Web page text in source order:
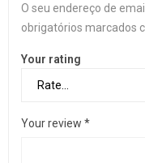
O seu endereço de
obrigatórios marcados
Your rating
Your review *